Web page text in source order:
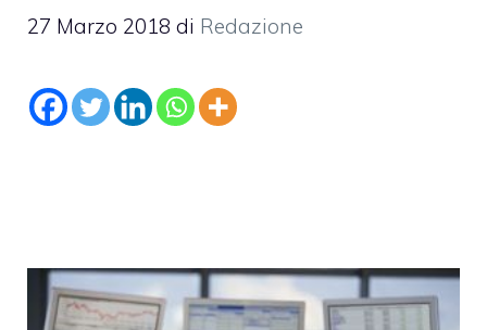
27 Marzo 2018 di Redazione